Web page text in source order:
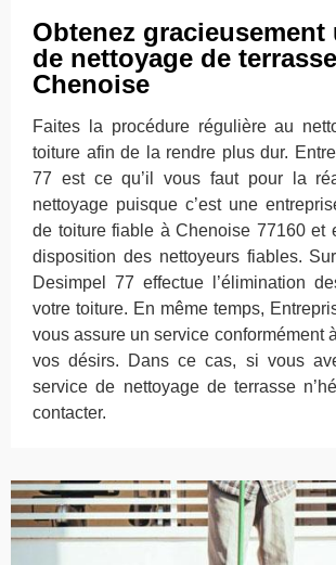
Obtenez gracieusement
de nettoyage de
Chenoise
Faites la procédure régulière au
toiture afin de la rendre plus dur.
77 est ce qu’il vous faut pour la
nettoyage puisque c’est une
de toiture fiable à Chenoise 77160 et
disposition des nettoyeurs fiables.
Desimpel 77 effectue l’élimination
votre toiture. En même temps,
vous assure un service conformément
vos désirs. Dans ce cas, si vous
service de nettoyage de terrasse
contacter.